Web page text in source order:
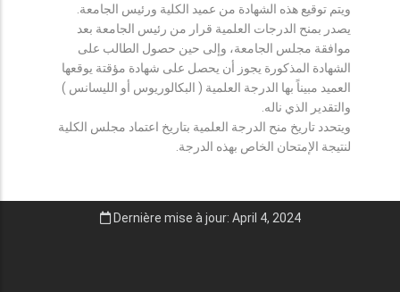
ويتم توقيع هذه الشهادة من عميد الكلية ورئيس الجامعة.
يصدر بمنح الدرجات العلمية قرار من رئيس الجامعة بعد
موافقة مجلس الجامعة، وإلى حين حصول الطالب على
الشهادة المذكورة يجوز أن يحصل على شهادة مؤقتة يوقعها
العميد مبيناً بها الدرجة العلمية ( البكالوريوس أو الليسانس )
والتقدير الذي ناله.
ويتحدد تاريخ منح الدرجة العلمية بتاريخ اعتماد مجلس الكلية
لنتيجة الإمتحان الخاص بهذه الدرجة.
Dernière mise à jour: April 4, 2024